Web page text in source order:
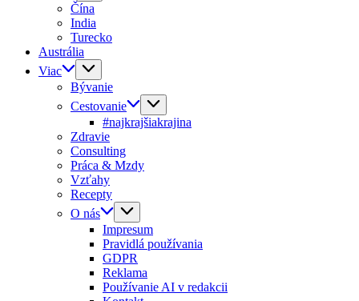
Čína
India
Turecko
Austrália
Viac
Bývanie
Cestovanie
#najkrajšiakrajina
Zdravie
Consulting
Práca & Mzdy
Vzťahy
Recepty
O nás
Impresum
Pravidlá používania
GDPR
Reklama
Používanie AI v redakcii